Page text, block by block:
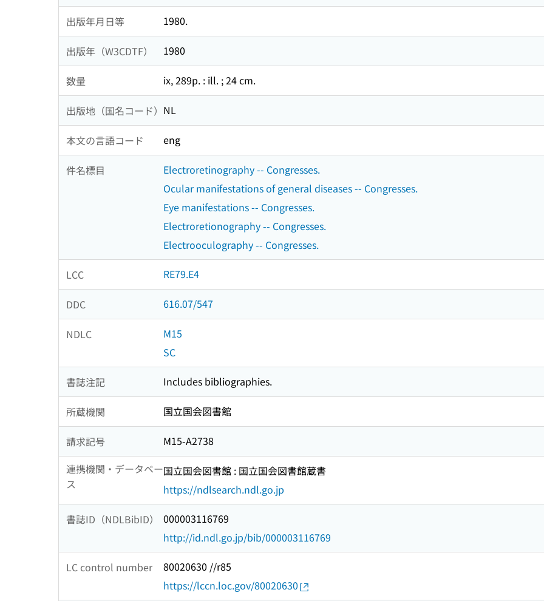
出版年月日等 1980.
出版年（W3CDTF） 1980
数量 ix, 289p. : ill. ; 24 cm.
出版地（国名コード） NL
本文の言語コード eng
件名標目
Electroretinography -- Congresses.
Ocular manifestations of general diseases -- Congresses.
Eye manifestations -- Congresses.
Electroretionography -- Congresses.
Electrooculography -- Congresses.
LCC RE79.E4
DDC 616.07/547
NDLC
M15
SC
書誌注記 Includes bibliographies.
所蔵機関 国立国会図書館
請求記号
M15-A2738
連携機関・データベー
ス
国立国会図書館 : 国立国会図書館蔵書
https://ndlsearch.ndl.go.jp
書誌ID（NDLBibID）
000003116769
http://id.ndl.go.jp/bib/000003116769
LC control number
80020630 //r85
https://lccn.loc.gov/80020630